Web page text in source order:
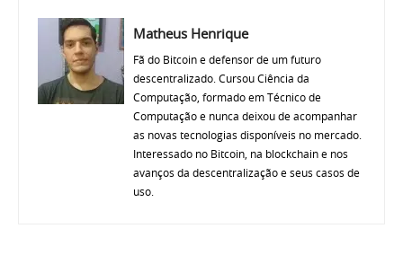
Matheus Henrique
Fã do Bitcoin e defensor de um futuro
descentralizado. Cursou Ciência da
Computação, formado em Técnico de
Computação e nunca deixou de acompanhar
as novas tecnologias disponíveis no mercado.
Interessado no Bitcoin, na blockchain e nos
avanços da descentralização e seus casos de
uso.